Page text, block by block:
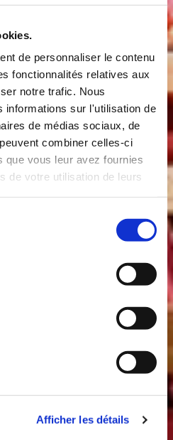
de personnaliser le contenu
fonctionnalités relatives aux
notre trafic. Nous
informations sur l'utilisation de
de médias sociaux, de
combiner celles-ci
que vous leur avez fournies
de votre utilisation de leurs
Afficher les détails